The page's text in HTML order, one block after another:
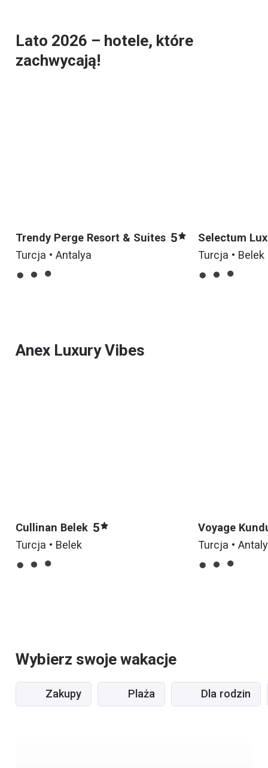
Lato 2026 – hotele, które
zachwycają!
Trendy Perge Resort & Suites 5
Turcja • Antalya
Selectum
Turcja • Belek
Anex Luxury Vibes
Cullinan Belek 5
Turcja • Belek
Voyage
Turcja •
Wybierz swoje wakacje
Zakupy Plaża Dla rodzin